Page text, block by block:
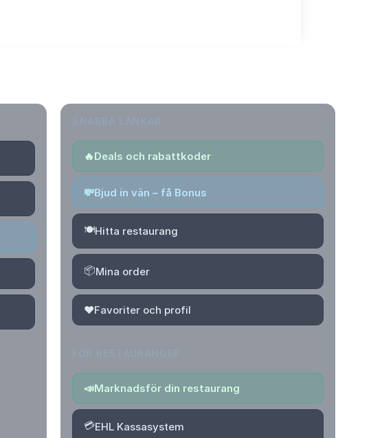
🔥Deals och rabattkoder
💸Bjud in vän – få Bonus
🍽️Hitta restaurang
📦Mina order
❤️Favoriter och profil
📣Marknadsför din restaurang
💳EHL Kassasystem